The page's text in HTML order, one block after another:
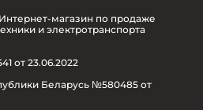
магазин по продаже
и электротранспорта
от 23.06.2022
Беларусь №580485 от